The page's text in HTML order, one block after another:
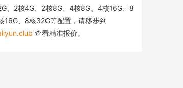
、2核4G、2核8G、4核8G、4核16G、8
16G、8核32G等配置，请移步到
查看精准报价。